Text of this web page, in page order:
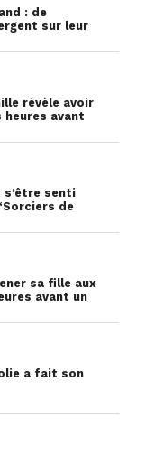
: de
sur leur
révèle avoir
heures avant
s’être senti
de
sa fille aux
avant un
a fait son